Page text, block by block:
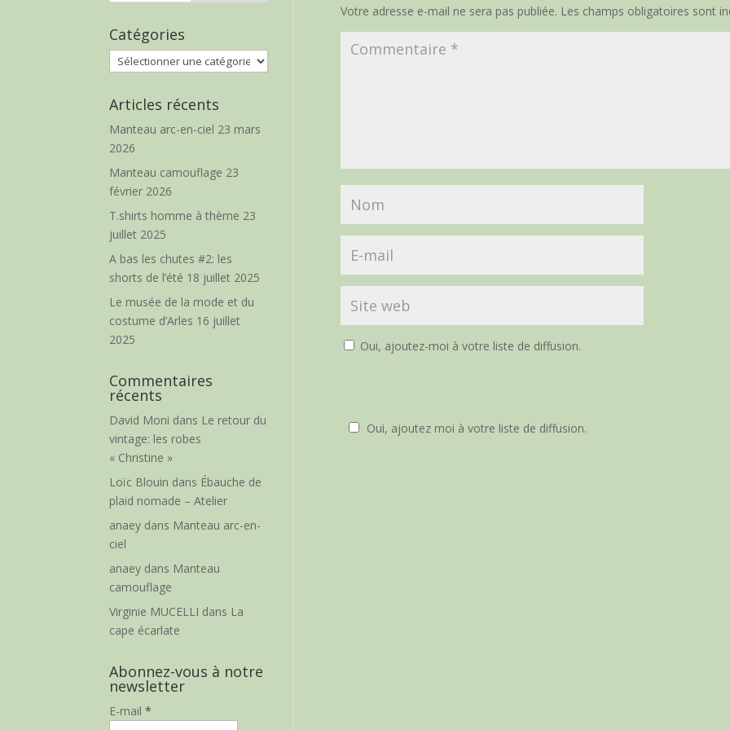
Votre adresse e-mail ne sera pas publiée. Les champs obligatoires sont
Oui, ajoutez-moi à votre liste de diffusion.
Oui, ajoutez moi à votre liste de diffusion.
Catégories
Catégories
Articles récents
Manteau arc-en-ciel 23 mars
2026
Manteau camouflage 23
février 2026
T.shirts homme à thème 23
juillet 2025
A bas les chutes #2: les
shorts de l’été 18 juillet 2025
Le musée de la mode et du
costume d’Arles 16 juillet
2025
Commentaires
récents
David Moni dans Le retour du
vintage: les robes
« Christine »
Loïc Blouin dans Ébauche de
plaid nomade – Atelier
anaey dans Manteau arc-en-
ciel
anaey dans Manteau
camouflage
Virginie MUCELLI dans La
cape écarlate
Abonnez-vous à notre
newsletter
E-mail*